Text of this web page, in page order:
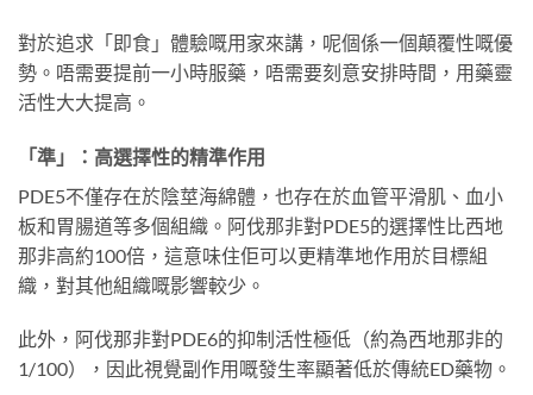
對於追求「即食」體驗嘅用家來講，呢個係一個顛覆性嘅優
勢。唔需要提前一小時服藥，唔需要刻意安排時間，用藥靈
活性大大提高。
「準」：高選擇性的精準作用
PDE5不僅存在於陰莖海綿體，也存在於血管平滑肌、血小
板和胃腸道等多個組織。阿伐那非對PDE5的選擇性比西地
那非高約100倍，這意味住佢可以更精準地作用於目標組
織，對其他組織嘅影響較少。
此外，阿伐那非對PDE6的抑制活性極低（約為西地那非的
1/100），因此視覺副作用嘅發生率顯著低於傳統ED藥物。